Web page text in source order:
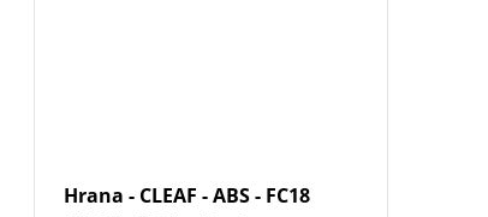
Hrana - CLEAF - ABS - FC18